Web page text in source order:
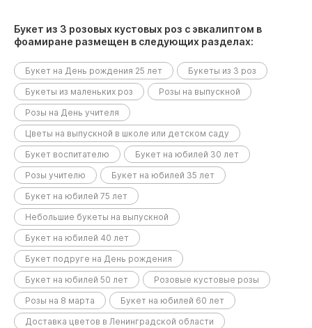
Букет из 3 розовых кустовых роз с эвкалиптом в
фоамиране размещен в следующих разделах:
Букет на День рождения 25 лет
Букеты из 3 роз
Букеты из маленьких роз
Розы на выпускной
Розы на День учителя
Цветы на выпускной в школе или детском саду
Букет воспитателю
Букет на юбилей 30 лет
Розы учителю
Букет на юбилей 35 лет
Букет на юбилей 75 лет
Небольшие букеты на выпускной
Букет на юбилей 40 лет
Букет подруге на День рождения
Букет на юбилей 50 лет
Розовые кустовые розы
Розы на 8 марта
Букет на юбилей 60 лет
Доставка цветов в Ленинградской области